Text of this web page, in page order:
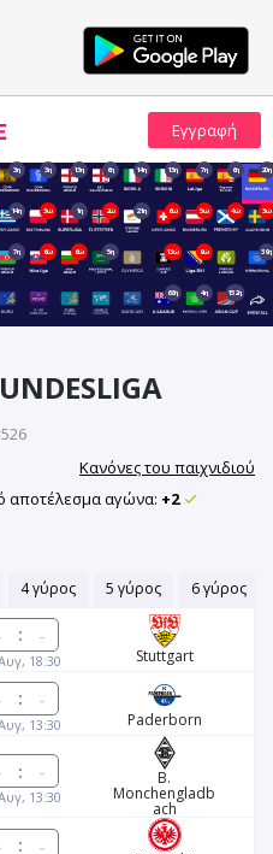
3η 3η 13η 6η 14η 13η 7η 6η 20η
14η 3ώ 1η 2ώ 21η 6ώ 5ώ 4ώ 3ώ
7η 6ώ 6ώ 5η 13ώ 9ώ 39η
68η 4η 152η
Κανόνες του παιχνιδιού
αποτέλεσμα αγώνα: +2
4 γύρος 5 γύρος 6 γύρος
:
18:30 Stuttgart
:
13:30 Paderborn
:
13:30
B.
Monchengladb
ach
: